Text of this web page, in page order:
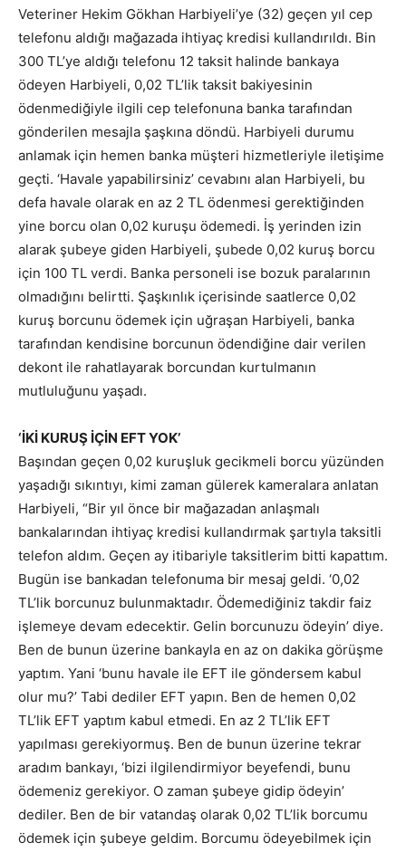
Veteriner Hekim Gökhan Harbiyeli’ye (32) geçen yıl cep
telefonu aldığı mağazada ihtiyaç kredisi kullandırıldı. Bin
300 TL’ye aldığı telefonu 12 taksit halinde bankaya
ödeyen Harbiyeli, 0,02 TL’lik taksit bakiyesinin
ödenmediğiyle ilgili cep telefonuna banka tarafından
gönderilen mesajla şaşkına döndü. Harbiyeli durumu
anlamak için hemen banka müşteri hizmetleriyle iletişime
geçti. ‘Havale yapabilirsiniz’ cevabını alan Harbiyeli, bu
defa havale olarak en az 2 TL ödenmesi gerektiğinden
yine borcu olan 0,02 kuruşu ödemedi. İş yerinden izin
alarak şubeye giden Harbiyeli, şubede 0,02 kuruş borcu
için 100 TL verdi. Banka personeli ise bozuk paralarının
olmadığını belirtti. Şaşkınlık içerisinde saatlerce 0,02
kuruş borcunu ödemek için uğraşan Harbiyeli, banka
tarafından kendisine borcunun ödendiğine dair verilen
dekont ile rahatlayarak borcundan kurtulmanın
mutluluğunu yaşadı.
‘İKİ KURUŞ İÇİN EFT YOK’
Başından geçen 0,02 kuruşluk gecikmeli borcu yüzünden
yaşadığı sıkıntıyı, kimi zaman gülerek kameralara anlatan
Harbiyeli, “Bir yıl önce bir mağazadan anlaşmalı
bankalarından ihtiyaç kredisi kullandırmak şartıyla taksitli
telefon aldım. Geçen ay itibariyle taksitlerim bitti kapattım.
Bugün ise bankadan telefonuma bir mesaj geldi. ‘0,02
TL’lik borcunuz bulunmaktadır. Ödemediğiniz takdir faiz
işlemeye devam edecektir. Gelin borcunuzu ödeyin’ diye.
Ben de bunun üzerine bankayla en az on dakika görüşme
yaptım. Yani ‘bunu havale ile EFT ile göndersem kabul
olur mu?’ Tabi dediler EFT yapın. Ben de hemen 0,02
TL’lik EFT yaptım kabul etmedi. En az 2 TL’lik EFT
yapılması gerekiyormuş. Ben de bunun üzerine tekrar
aradım bankayı, ‘bizi ilgilendirmiyor beyefendi, bunu
ödemeniz gerekiyor. O zaman şubeye gidip ödeyin’
dediler. Ben de bir vatandaş olarak 0,02 TL’lik borcumu
ödemek için şubeye geldim. Borcumu ödeyebilmek için